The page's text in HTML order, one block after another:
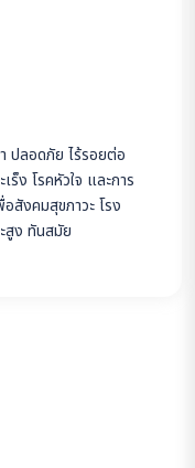
ปลอดภัย ไร้รอยต่อ
ร็ง โรคหัวใจ และการ
สังคมสุขภาวะ โรง
สูง ทันสมัย